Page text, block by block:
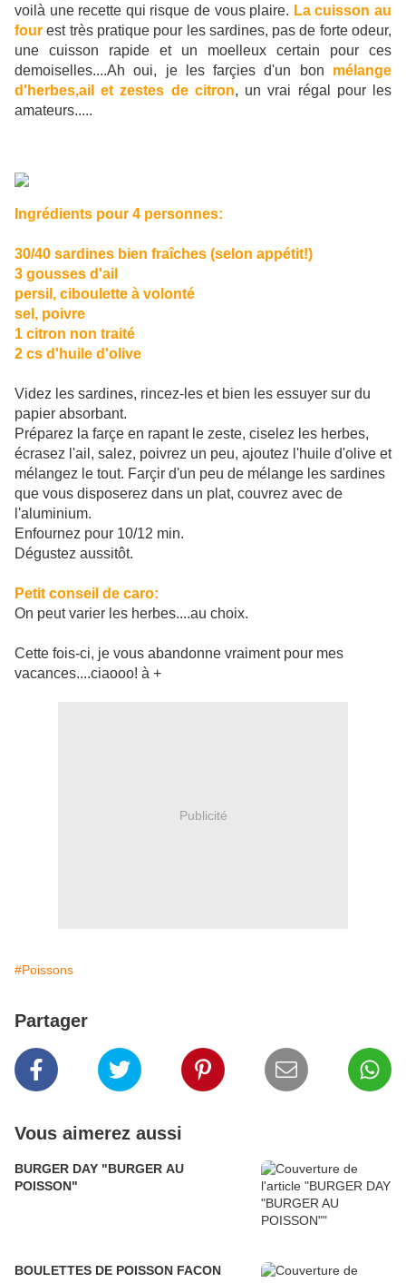
voilà une recette qui risque de vous plaire. La cuisson au
four est très pratique pour les sardines, pas de forte odeur,
une cuisson rapide et un moelleux certain pour ces
demoiselles....Ah oui, je les farçies d'un bon mélange
d'herbes,ail et zestes de citron, un vrai régal pour les
amateurs.....
Ingrédients pour 4 personnes:
30/40 sardines bien fraîches (selon appétit!)
3 gousses d'ail
persil, ciboulette à volonté
sel, poivre
1 citron non traité
2 cs d'huile d'olive
Videz les sardines, rincez-les et bien les essuyer sur du
papier absorbant.
Préparez la farçe en rapant le zeste, ciselez les herbes,
écrasez l'ail, salez, poivrez un peu, ajoutez l'huile d'olive et
mélangez le tout. Farçir d'un peu de mélange les sardines
que vous disposerez dans un plat, couvrez avec de
l'aluminium.
Enfournez pour 10/12 min.
Dégustez aussitôt.
Petit conseil de caro:
On peut varier les herbes....au choix.
Cette fois-ci, je vous abandonne vraiment pour mes
vacances....ciaooo! à +
Publicité
#Poissons
Partager
Vous aimerez aussi
BURGER DAY "BURGER AU
POISSON"
BOULETTES DE POISSON FACON